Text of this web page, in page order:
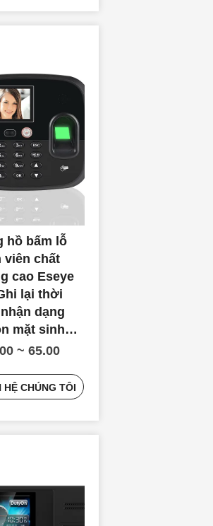
hồ bấm lỗ
viên chất
cao Eseye
lại thời
dạng
mặt sinh
~ 65.00
HỆ CHÚNG TÔI